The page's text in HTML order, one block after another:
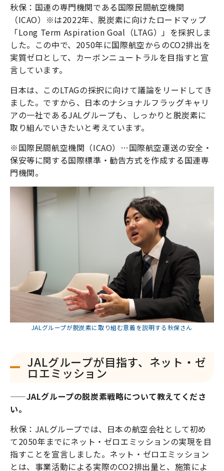
秋保：国連の専門機関である国際民間航空機関
（ICAO）※は2022年、脱炭素に向けたロードマップ
「Long Term Aspiration Goal（LTAG）」を採択しま
した。この中で、2050年に国際航空からのCO2排出を
実質ゼロとして、カーボンニュートラルを目指すと宣
言しています。
日本は、このLTAGの採択に向けて議論をリードしてき
ました。ですから、日本のナショナルフラッグキャリ
アの一社であるJALグループも、しっかりと脱炭素に
取り組んでいきたいと考えています。
※国際民間航空機関（ICAO）…国際航空運送の安全・
保安等に関する国際標準・勧告方式を作成する国連専
門機関。
JALグループが脱炭素に取り組む意義を説明する秋保さん
JALグループが目指す、ネット・ゼ
ロエミッション
——JALグループの脱炭素戦略について教えてくださ
い。
秋保：JALグループでは、日本の航空会社として初め
て2050年までにネット・ゼロエミッションの実現を目
指すことを宣言しました。ネット・ゼロエミッション
とは、事業活動による実際のCO2排出量と、施策によ